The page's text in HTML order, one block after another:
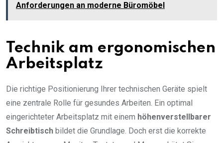
Anforderungen an moderne Büromöbel
Technik am ergonomischen
Arbeitsplatz
Die richtige Positionierung Ihrer technischen Geräte spielt
eine zentrale Rolle für gesundes Arbeiten. Ein optimal
eingerichteter Arbeitsplatz mit einem höhenverstellbarer
Schreibtisch bildet die Grundlage. Doch erst die korrekte